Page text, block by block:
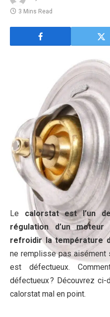
3 Mins Read
Le calorstat est l’un
régulation d’un
refroidir la température
ne remplisse pas aisément
est défectueux.
défectueux ? Découvrez
calorstat mal en point.